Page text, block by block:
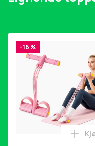
-16 %